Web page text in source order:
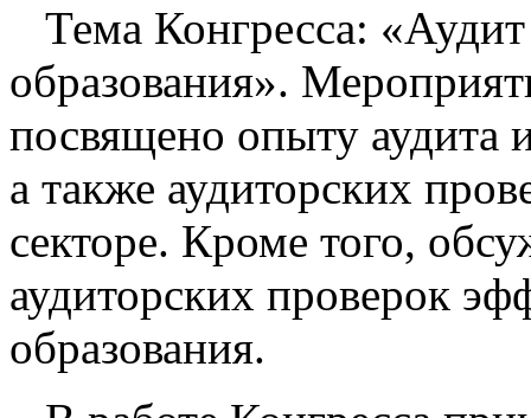
Тема Конгресса:
образования».
посвящено опыту аудита
а также аудиторских
секторе. Кроме того,
аудиторских проверок
образования.